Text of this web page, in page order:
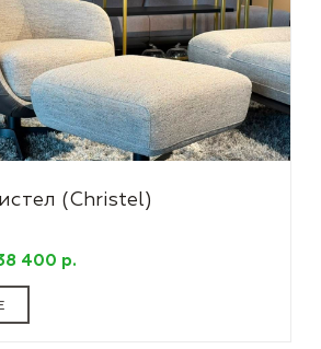
(Christel)
400 р.